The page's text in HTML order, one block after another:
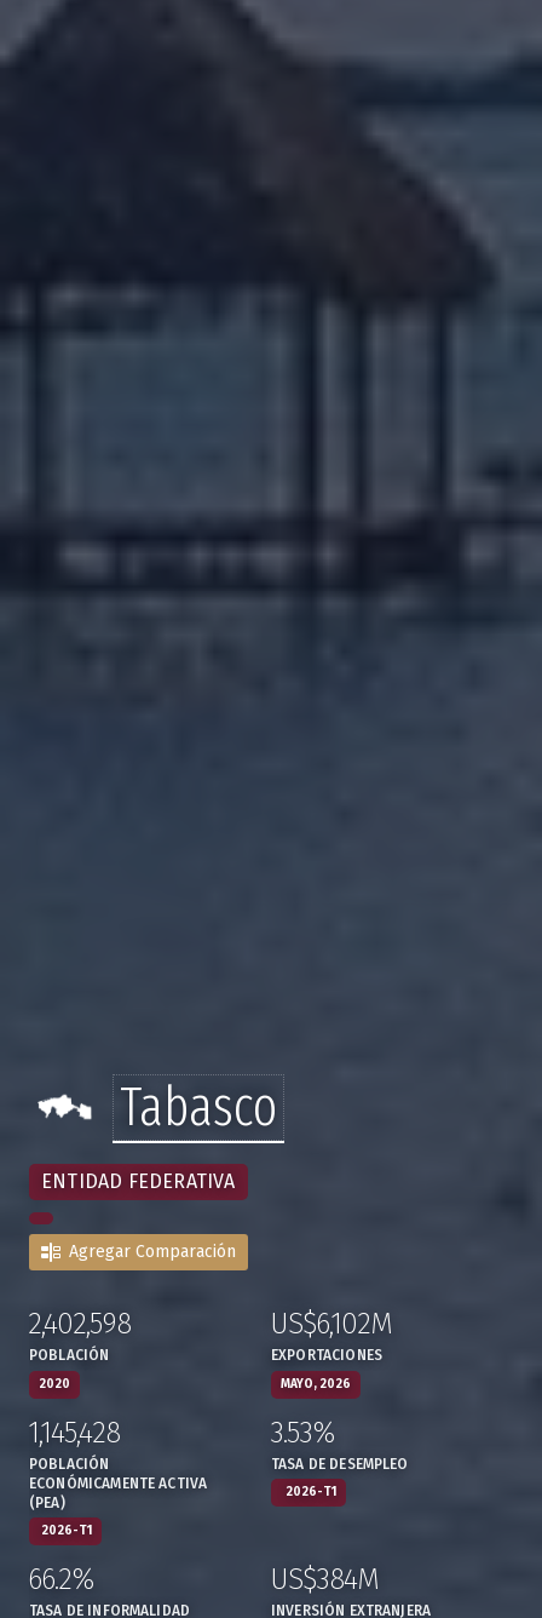
Tabasco
ENTIDAD FEDERATIVA
Agregar Comparación
2020
:2,402,598
POBLACIÓN
MAYO, 2026
:US$6,102M
EXPORTACIONES
2026-T1
:1,145,428
POBLACIÓN
ECONÓMICAMENTE ACTIVA
(PEA)
2026-T1
:3.53%
TASA DE DESEMPLEO
:66.2%
TASA DE INFORMALIDAD
:US$384M
INVERSIÓN EXTRANJERA